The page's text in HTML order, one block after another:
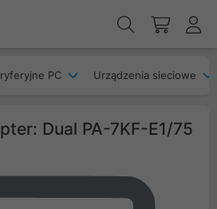
PC Urządzenia sieciowe
Dual PA-7KF-E1/75